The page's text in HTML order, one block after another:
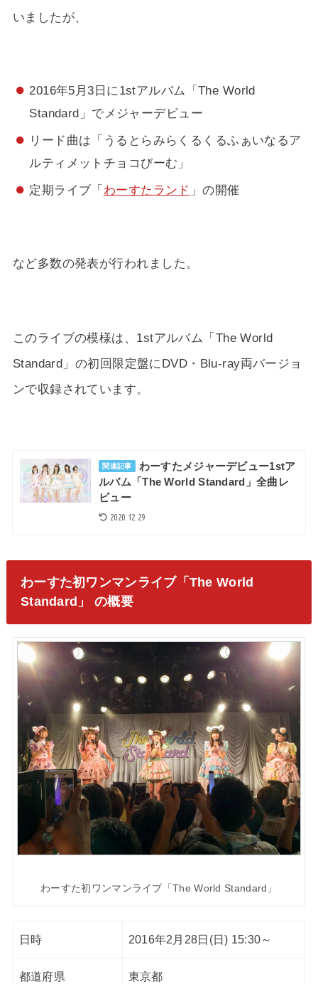
いましたが、
2016年5月3日に1stアルバム「The World
Standard」でメジャーデビュー
リード曲は「うるとらみらくるくるふぁいなるア
ルティメットチョコびーむ」
定期ライブ「 わーすたランド 」の開催
など多数の発表が行われました。
このライブの模様は、1stアルバム「The World
Standard」の初回限定盤にDVD・Blu-ray両バージョ
ンで収録されています。
関連記事
わーすたメジャーデビュー1stア
ルバム「The World Standard」全曲レ
ビュー
2020.12.29
わーすた初ワンマンライブ「The World
Standard」 の概要
わーすた初ワンマンライブ「The World Standard」
日時 2016年2月28日(日) 15:30～
都道府県 東京都